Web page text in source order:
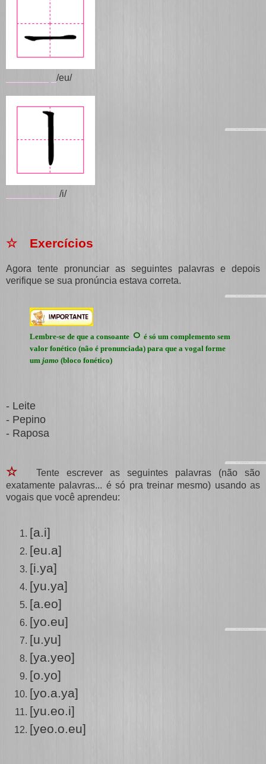
/eu/
/i/
☆ Exercícios
Agora tente pronunciar as seguintes palavras e depois
verifique se sua pronúncia estava correta.
Lembre-se de que a consoante ㅇ é só um complemento sem
valor fonético (não é pronunciada) para que a vogal forme
um jamo (bloco fonético)
- Leite
- Pepino
- Raposa
☆
Tente escrever as seguintes palavras (não são
exatamente palavras... é só pra treinar mesmo) usando as
vogais que você aprendeu:
[a.i]
[eu.a]
[i.ya]
[yu.ya]
[a.eo]
[yo.eu]
[u.yu]
[ya.yeo]
[o.yo]
[yo.a.ya]
[yu.eo.i]
[yeo.o.eu]